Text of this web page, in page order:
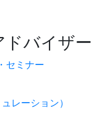
バイザー
セミナー
レーション）